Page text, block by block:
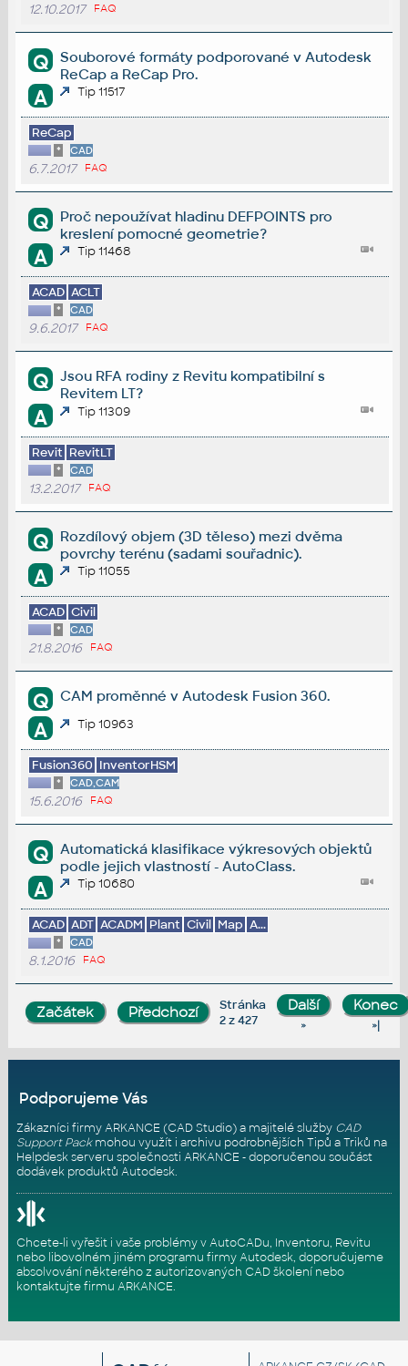
12.10.2017 FAQ
Q
Souborové formáty podporované v Autodesk
ReCap a ReCap Pro.
A Tip 11517
ReCap
* CAD
6.7.2017 FAQ
Q
Proč nepoužívat hladinu DEFPOINTS pro
kreslení pomocné geometrie?
A Tip 11468
ACAD ACLT
* CAD
9.6.2017 FAQ
Q
Jsou RFA rodiny z Revitu kompatibilní s
Revitem LT?
A Tip 11309
Revit RevitLT
* CAD
13.2.2017 FAQ
Q
Rozdílový objem (3D těleso) mezi dvěma
povrchy terénu (sadami souřadnic).
A Tip 11055
ACAD Civil
* CAD
21.8.2016 FAQ
Q CAM proměnné v Autodesk Fusion 360.
A Tip 10963
Fusion360 InventorHSM
* CAD,CAM
15.6.2016 FAQ
Q
Automatická klasifikace výkresových objektů
podle jejich vlastností - AutoClass.
A Tip 10680
ACAD ADT ACADM Plant Civil Map A...
* CAD
8.1.2016 FAQ
Stránka
2 z 427
» »|
Podporujeme Vás
Zákazníci firmy ARKANCE (CAD Studio) a majitelé služby CAD
Support Packmohou využít i archivu podrobnějších Tipů a Triků na
Helpdesk serveru společnosti ARKANCE - doporučenou součást
dodávek produktů Autodesk.
Chcete-li vyřešit i vaše problémy v AutoCADu, Inventoru, Revitu
nebo libovolném jiném programu firmy Autodesk, doporučujeme
absolvování některého z autorizovaných CAD školenínebo
kontaktujte firmu ARKANCE.